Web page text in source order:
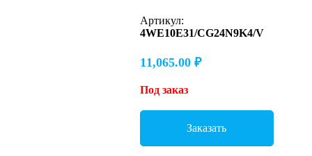
Артикул:
4WE10E31/CG24N9K4/V
11,065.00 ₽
Под заказ
Заказать